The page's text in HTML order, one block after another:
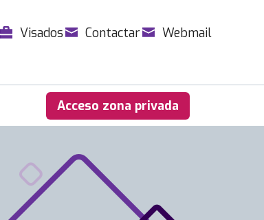
Visados Contactar Webmail
Acceso zona privada